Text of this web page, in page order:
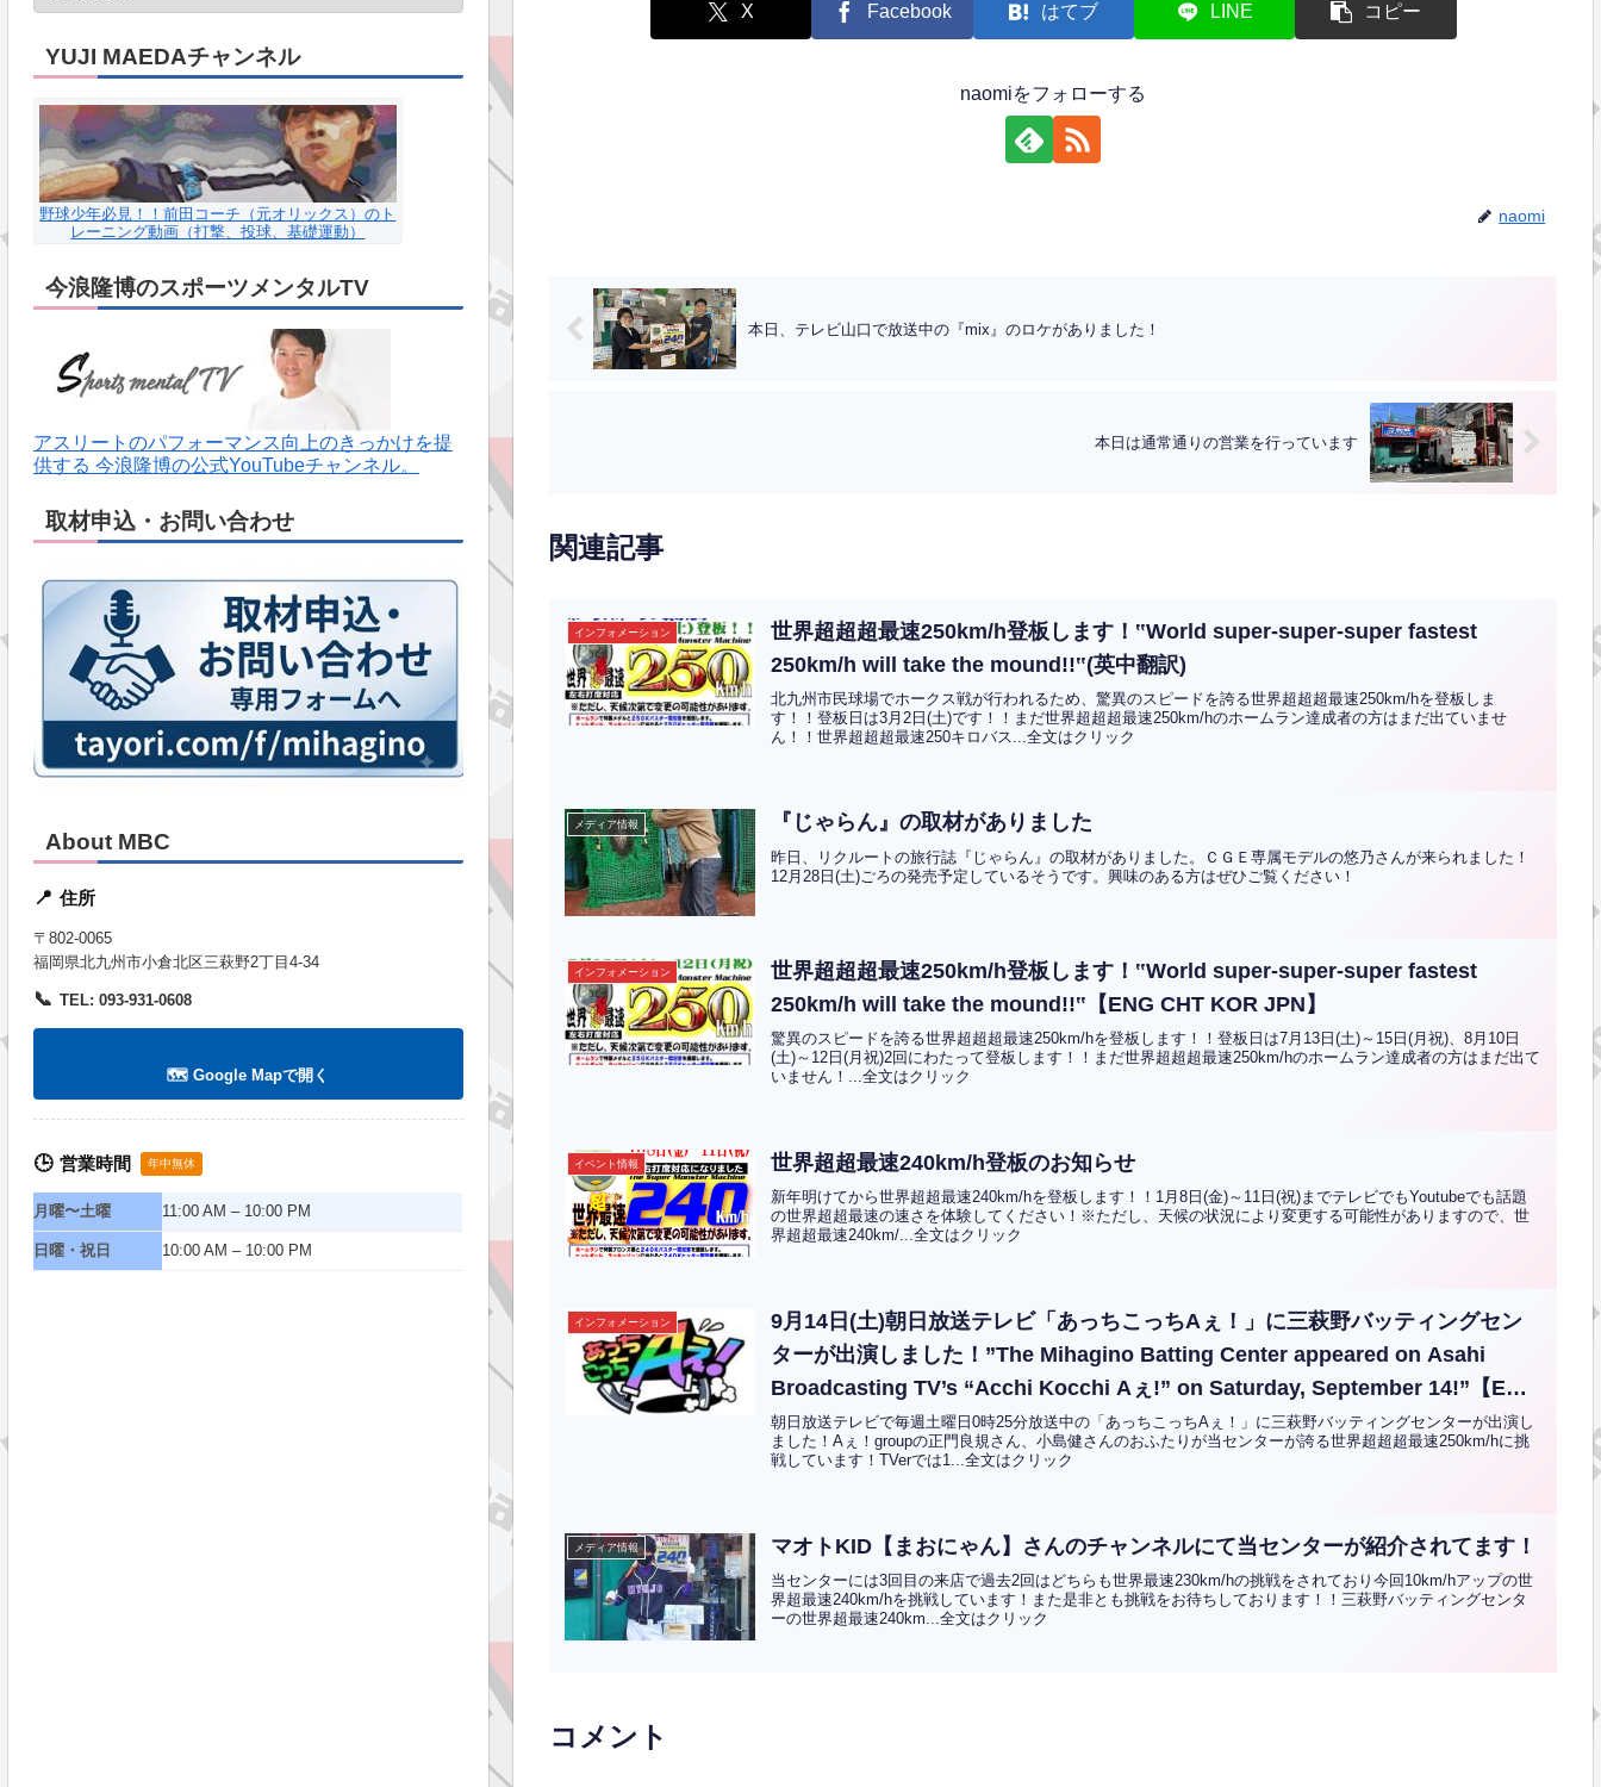
X Facebook はてブ LINE コピー
naomiをフォローする
naomi
本日、テレビ山口で放送中の『mix』のロケがありました！
本日は通常通りの営業を行っています
関連記事
インフォメーション
世界超超超最速250km/h登板します！‟World super-super-super fastest
250km/h will take the mound!!‟(英中翻訳)
北九州市民球場でホークス戦が行われるため、驚異のスピードを誇る世界超超超最速250km/hを登板しま
す！！登板日は3月2日(土)です！！まだ世界超超超最速250km/hのホームラン達成者の方はまだ出ていませ
ん！！世界超超超最速250キロバス...全文はクリック
メディア情報 『じゃらん』の取材がありました
昨日、リクルートの旅行誌『じゃらん』の取材がありました。ＣＧＥ専属モデルの悠乃さんが来られました！
12月28日(土)ごろの発売予定しているそうです。興味のある方はぜひご覧ください！
インフォメーション
世界超超超最速250km/h登板します！‟World super-super-super fastest
250km/h will take the mound!!‟【ENG CHT KOR JPN】
驚異のスピードを誇る世界超超超最速250km/hを登板します！！登板日は7月13日(土)～15日(月祝)、8月10日
(土)～12日(月祝)2回にわたって登板します！！まだ世界超超超最速250km/hのホームラン達成者の方はまだ出て
いません！...全文はクリック
イベント情報 世界超超最速240km/h登板のお知らせ
新年明けてから世界超超最速240km/hを登板します！！1月8日(金)～11日(祝)までテレビでもYoutubeでも話題
の世界超超最速の速さを体験してください！※ただし、天候の状況により変更する可能性がありますので、世
界超超最速240km/...全文はクリック
インフォメーション
9月14日(土)朝日放送テレビ「あっちこっちAぇ！」に三萩野バッティングセン
ターが出演しました！”The Mihagino Batting Center appeared on Asahi
Broadcasting TV’s “Acchi Kocchi Aぇ!” on Saturday, September 14!”【ENG
CHT KOR JPN】
朝日放送テレビで毎週土曜日0時25分放送中の「あっちこっちAぇ！」に三萩野バッティングセンターが出演し
ました！Aぇ！groupの正門良規さん、小島健さんのおふたりが当センターが誇る世界超超超最速250km/hに挑
戦しています！TVerでは1...全文はクリック
メディア情報 マオトKID【まおにゃん】さんのチャンネルにて当センターが紹介されてます！
当センターには3回目の来店で過去2回はどちらも世界最速230km/hの挑戦をされており今回10km/hアップの世
界超最速240km/hを挑戦しています！また是非とも挑戦をお待ちしております！！三萩野バッティングセンタ
ーの世界超最速240km...全文はクリック
コメント
YUJI MAEDAチャンネル
野球少年必見！！前田コーチ（元オリックス）のト
レーニング動画（打撃、投球、基礎運動）
今浪隆博のスポーツメンタルTV
アスリートのパフォーマンス向上のきっかけを提
供する 今浪隆博の公式YouTubeチャンネル。
取材申込・お問い合わせ
About MBC
📍 住所
〒802-0065
福岡県北九州市小倉北区三萩野2丁目4-34
📞 TEL: 093-931-0608
🗺️ Google Mapで開く
🕒 営業時間 年中無休
月曜〜土曜 11:00 AM – 10:00 PM
日曜・祝日 10:00 AM – 10:00 PM